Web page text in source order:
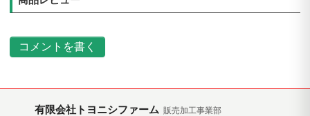
コメントを書く
有限会社トヨニシファーム 販売加工事業部